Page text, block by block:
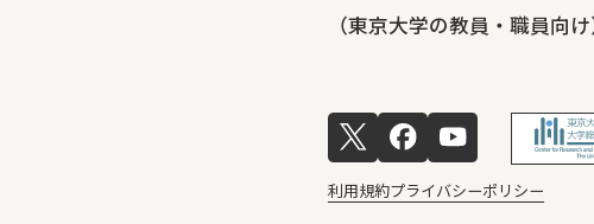
（東京大学の教員・職員向け
利用規約プライバシーポリシー